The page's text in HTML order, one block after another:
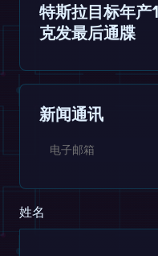
特斯拉目标年
克发最后通牒
新闻通讯
姓名